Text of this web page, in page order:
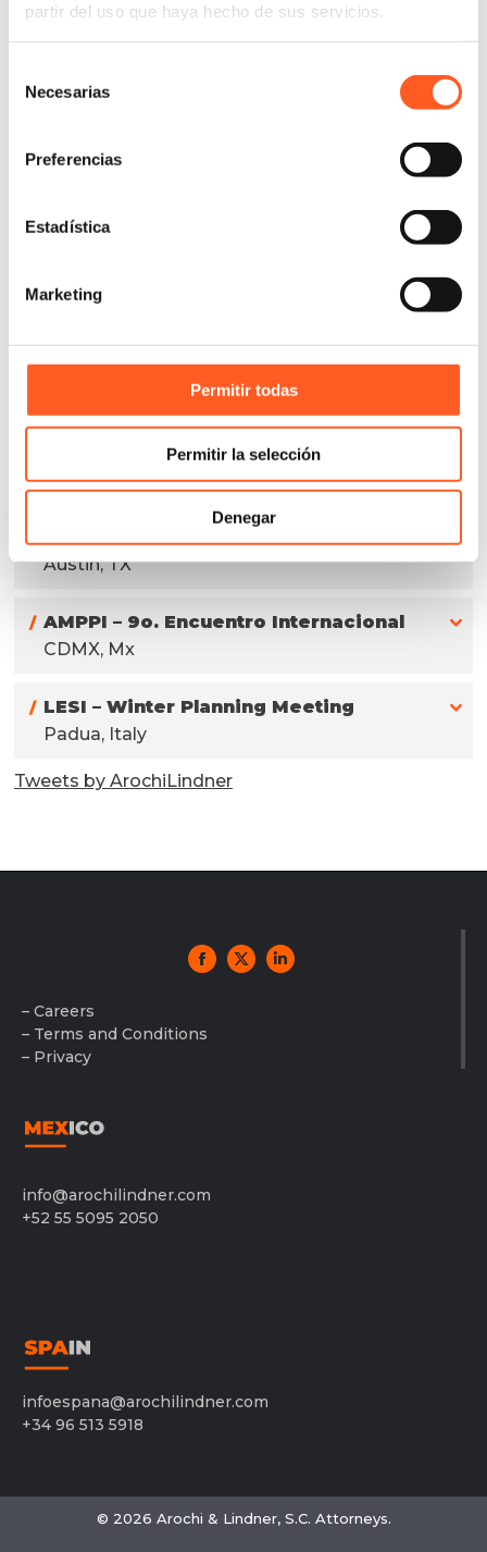
partir del uso que haya hecho de sus servicios.
Necesarias
Preferencias
Estadística
Marketing
Permitir todas
Permitir la selección
Denegar
Address
*
New Industrial Property Law
AIPLA – Mid-Winter Institute
Phoenix, AZ
Austin, TX
AMPPI – 9o. Encuentro Internacional
CDMX, Mx
LESI – Winter Planning Meeting
Padua, Italy
Tweets by ArochiLindner
– Careers
– Terms and Conditions
– Privacy
info@arochilindner.com
+52 55 5095 2050
infoespana@arochilindner.com
+34 96 513 5918
© 2026 Arochi & Lindner, S.C. Attorneys.